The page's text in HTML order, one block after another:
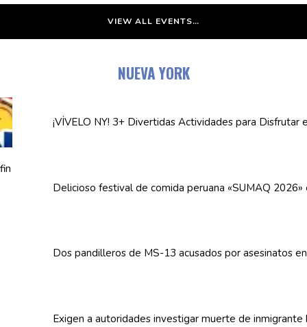
VIEW ALL EVENTS…
NUEVA YORK
¡VÍVELO NY! 3+ Divertidas Actividadespara Disfrutar
Delicioso festival de comida peruana «SUMAQ
Dos pandillerosde MS-13 acusados por asesinatos
Exigen a autoridadesinvestigar muerte de inmigrante